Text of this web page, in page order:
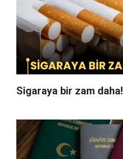
Sigaraya bir zam daha!